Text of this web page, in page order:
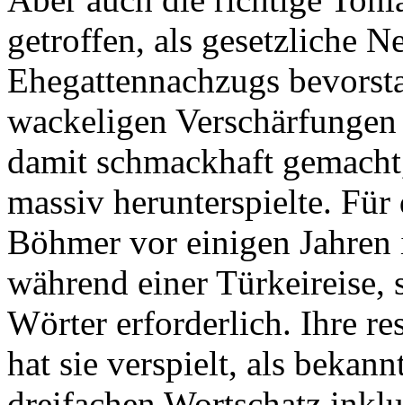
getroffen, als gesetzliche
Ehegattennachzugs
wackeligen
damit schmackhaft
massiv herunterspielte. Für
Böhmer vor einigen
während einer
Wörter erforderlich. Ihre
hat sie verspielt, als